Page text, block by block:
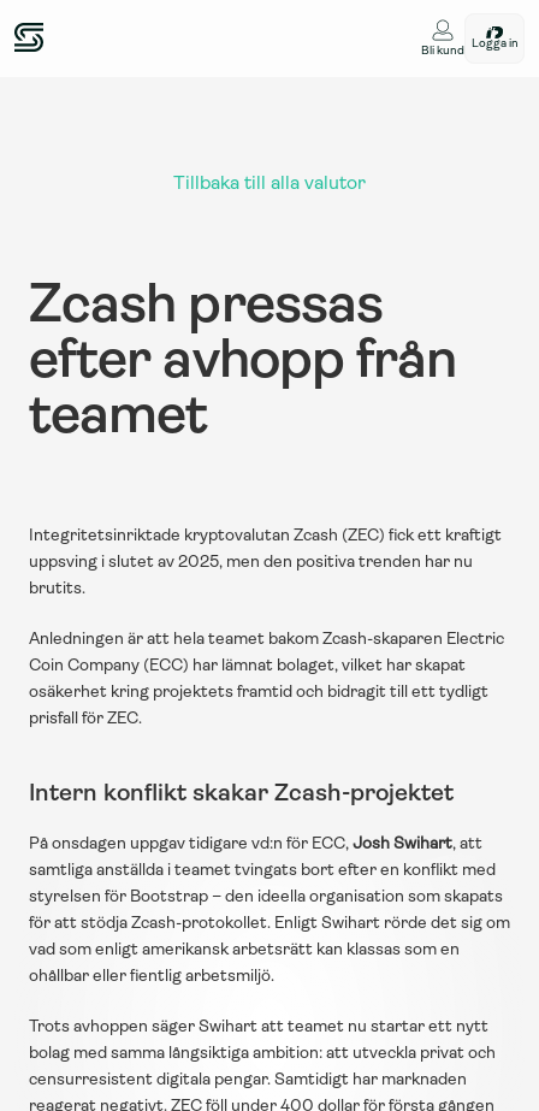
Bli kund
Logga in
Tillbaka till alla valutor
Zcash pressas
efter avhopp från
teamet
Integritetsinriktade kryptovalutan Zcash (ZEC) fick ett kraftigt
uppsving i slutet av 2025, men den positiva trenden har nu
brutits.
Anledningen är att hela teamet bakom Zcash-skaparen Electric
Coin Company (ECC) har lämnat bolaget, vilket har skapat
osäkerhet kring projektets framtid och bidragit till ett tydligt
prisfall för ZEC.
Intern konflikt skakar Zcash-projektet
På onsdagen uppgav tidigare vd:n för ECC, Josh Swihart, att
samtliga anställda i teamet tvingats bort efter en konflikt med
styrelsen för Bootstrap – den ideella organisation som skapats
för att stödja Zcash-protokollet. Enligt Swihart rörde det sig om
vad som enligt amerikansk arbetsrätt kan klassas som en
ohållbar eller fientlig arbetsmiljö.
Trots avhoppen säger Swihart att teamet nu startar ett nytt
bolag med samma långsiktiga ambition: att utveckla privat och
censurresistent digitala pengar. Samtidigt har marknaden
reagerat negativt. ZEC föll under 400 dollar för första gången